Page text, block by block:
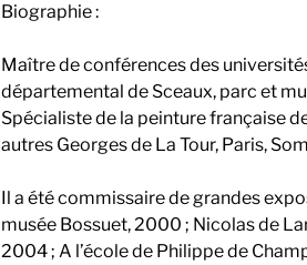
Biographie :
Maître de conférences des
départemental de Sceaux, parc et
Spécialiste de la peinture française
autres Georges de La Tour, Paris,
Il a été commissaire de grandes
musée Bossuet, 2000 ; Nicolas de
2004 ; A l’école de Philippe de